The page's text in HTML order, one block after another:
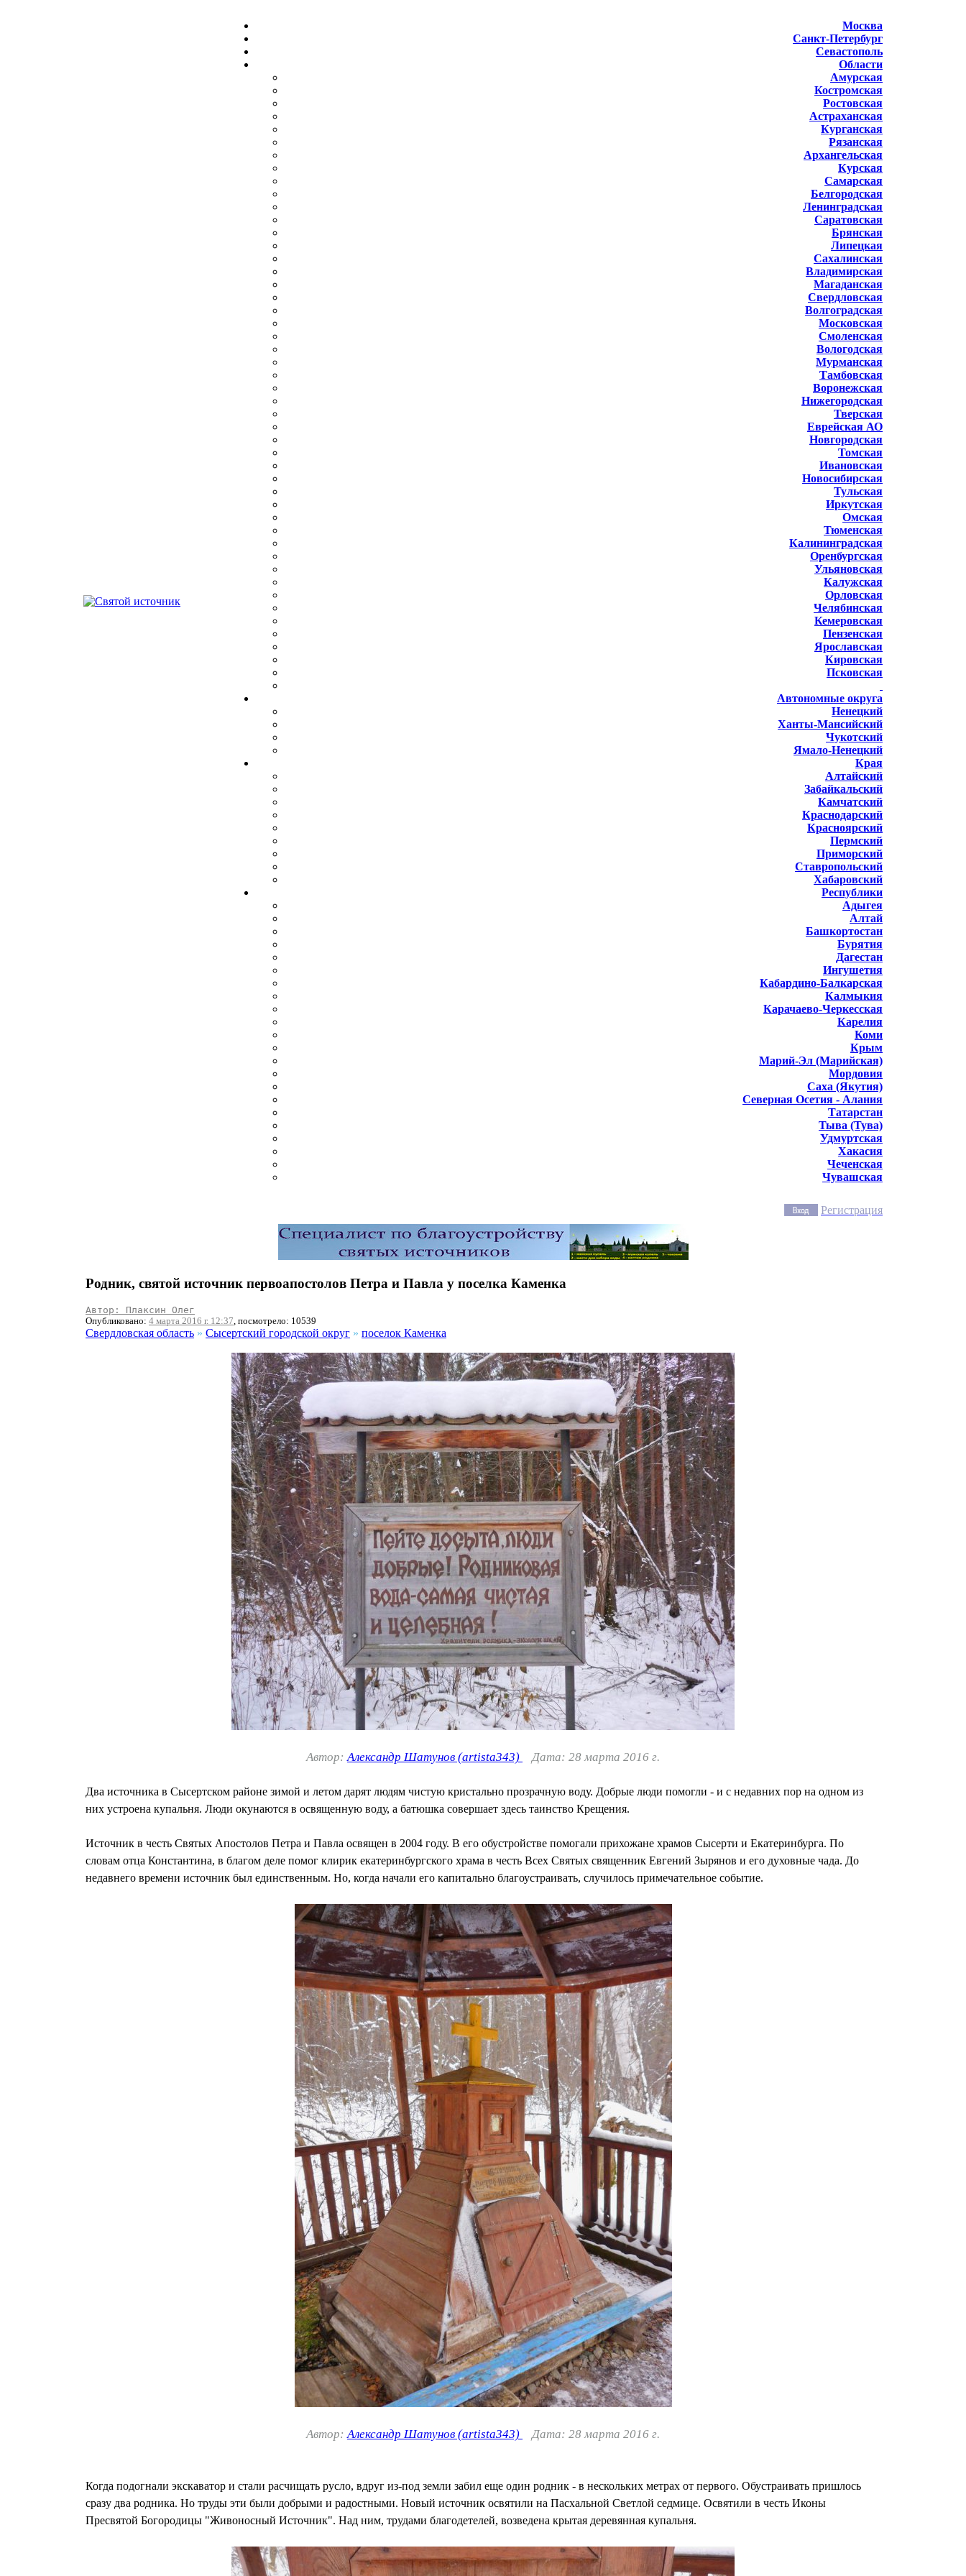
Москва
Санкт-Петербург
Севастополь
Области
Амурская
Костромская
Ростовская
Астраханская
Курганская
Рязанская
Архангельская
Курская
Самарская
Белгородская
Ленинградская
Саратовская
Брянская
Липецкая
Сахалинская
Владимирская
Магаданская
Свердловская
Волгоградская
Московская
Смоленская
Вологодская
Мурманская
Тамбовская
Воронежская
Нижегородская
Тверская
Еврейская АО
Новгородская
Томская
Ивановская
Новосибирская
Тульская
Иркутская
Омская
Тюменская
Калининградская
Оренбургская
Ульяновская
Калужская
Орловская
Челябинская
Кемеровская
Пензенская
Ярославская
Кировская
Псковская
Автономные округа
Ненецкий
Ханты-Мансийский
Чукотский
Ямало-Ненецкий
Края
Алтайский
Забайкальский
Камчатский
Краснодарский
Красноярский
Пермский
Приморский
Ставропольский
Хабаровский
Республики
Адыгея
Алтай
Башкортостан
Бурятия
Дагестан
Ингушетия
Кабардино-Балкарская
Калмыкия
Карачаево-Черкесская
Карелия
Коми
Крым
Марий-Эл (Марийская)
Мордовия
Саха (Якутия)
Северная Осетия - Алания
Татарстан
Тыва (Тува)
Удмуртская
Хакасия
Чеченская
Чувашская
Регистрация
Родник, святой источник первоапостолов Петра и Павла у поселка Каменка
Автор: Плаксин Олег
Опубликовано: 4 марта 2016 г. 12:37, посмотрело: 10539
Свердловская область » Сысертский городской округ » поселок Каменка
Автор:Александр Шатунов (artista343) Дата: 28 марта 2016 г.
Два источника в Сысертском районе зимой и летом дарят людям чистую кристально прозрачную воду. Добрые люди помогли - и с недавних пор на одном из
них устроена купальня. Люди окунаются в освященную воду, а батюшка совершает здесь таинство Крещения.
Источник в честь Святых Апостолов Петра и Павла освящен в 2004 году. В его обустройстве помогали прихожане храмов Сысерти и Екатеринбурга. По
словам отца Константина, в благом деле помог клирик екатеринбургского храма в честь Всех Святых священник Евгений Зырянов и его духовные чада. До
недавнего времени источник был единственным. Но, когда начали его капитально благоустраивать, случилось примечательное событие.
Автор:Александр Шатунов (artista343) Дата: 28 марта 2016 г.
Когда подогнали экскаватор и стали расчищать русло, вдруг из-под земли забил еще один родник - в нескольких метрах от первого. Обустраивать пришлось
сразу два родника. Но труды эти были добрыми и радостными. Новый источник освятили на Пасхальной Светлой седмице. Освятили в честь Иконы
Пресвятой Богородицы "Живоносный Источник". Над ним, трудами благодетелей, возведена крытая деревянная купальня.